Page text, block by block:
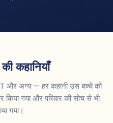
की कहानियाँ
और अन्य — हर कहानी उस बच्चे को
किया गया और परिवार की सोच से भी
गया।